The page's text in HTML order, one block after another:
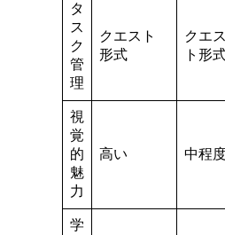
タ
ス
ク
管
理
クエスト
形式
クエス
ト形
視
覚
的
魅
力
高い 中程
学